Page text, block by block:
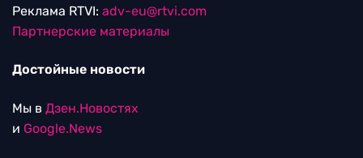
Реклама RTVI: adv-eu@rtvi.com
Партнерские материалы
Достойные новости
Мы в Дзен.Новостях
и Google.News